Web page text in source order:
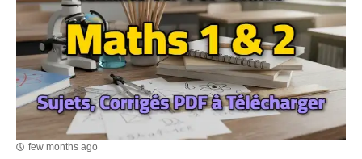
few months ago